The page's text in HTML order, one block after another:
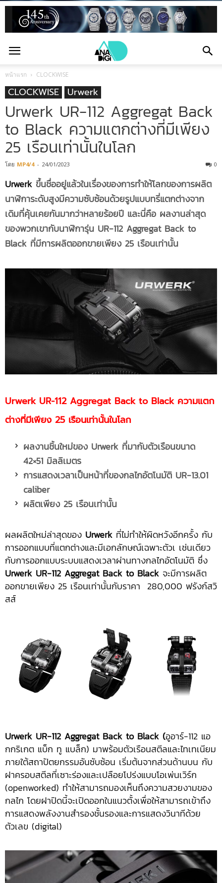
หน้าแรก CLOCKWISE
CLOCKWISE Urwerk
Urwerk UR-112 Aggregat Back
to Black ความแตกต่างที่มีเพียง
25 เรือนเท่านั้นในโลก
โดย MP4/4 - 24/01/2023 0
Urwerk ขึ้นชื่ออยู่แล้วในเรื่องของการทำให้โลกของการผลิต
นาฬิการะดับสูงมีความซับซ้อนด้วยรูปแบบทรี่แตกต่างจาก
เดิมที่คุ้นเคยกันมากว่าหลายร้อยปี และนี่คือ ผลงานล่าสุด
ของพวกเขากับนาฬิการุ่น UR-112 Aggregat Back to
Black ที่มีการผลิตออกขายเพียง 25 เรือนเท่านั้น
Urwerk UR-112Aggregat Back to Black ความแตก
ต่างที่มีเพียง 25เรือนเท่านั้นในโลก
ผลงานชิ้นใหม่ของ Urwerk ที่มากับตัวเรือนขนาด
42×51 มิลลิเมตร
การแสดงเวลาเป็นหน้าที่ของกลไกอัตโนมัติ UR-13.01
caliber
ผลิตเพียง 25 เรือนเท่านั้น
ผลผลิตใหม่ล่าสุดของ Urwerk ที่ไม่ทำให้ผิดหวังอีกครั้ง กับ
การออกแบบที่แตกต่างและมีเอกลักษณ์เฉพาะตัวเ เช่นเดียว
กับการออกแบบระบบแสดงเวลาผ่านทางกลไกอัตโนมัติ ซึ่ง
Urwerk UR-112 Aggregat Back to Black จะมีการผลิต
ออกขายเพียง 25 เรือนเท่านั้นกับราคา 280,000 ฟรังก์สวิ
สส์
Urwerk UR-112 Aggregat Back to Black (อูอาร์-112 แอ
กกริเกต แบ็ก ทู แบล็ก) มาพร้อมตัวเรือนสตีลและไทเทเนียม
ภายใต้สถาปัตยกรรมอันซับซ้อน เริ่มต้นจากส่วนด้านบน กับ
ฝาครอบสตีลที่เซาะร่องและเปลือยโปร่งแบบโอเพ่นเวิร์ก
(openworked) ทำให้สามารถมองเห็นถึงความสวยงามของ
กลไก โดยฝาปิดนี้จะเปิดออกในแนวตั้งเพื่อให้สามารถเข้าถึง
การแสดงพลังงานสำรองชั้นรองและการแสดงวินาทีด้วย
ตัวเลข (digital)